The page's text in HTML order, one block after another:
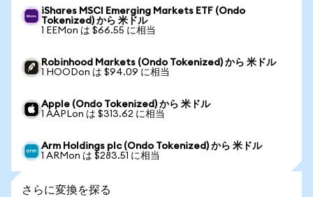
iShares MSCI Emerging Markets ETF (Ondo
Tokenized) から 米ドル
1 EEMon は $66.55 に相当
Robinhood Markets (Ondo Tokenized) から 米ドル
1 HOODon は $94.09 に相当
Apple (Ondo Tokenized) から 米ドル
1 AAPLon は $313.62 に相当
Arm Holdings plc (Ondo Tokenized) から 米ドル
1 ARMon は $283.51 に相当
さらに変換を探る